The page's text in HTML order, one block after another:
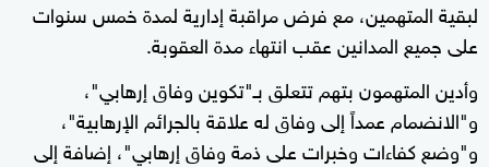
لبقية المتهمين، مع فرض مراقبة إدارية لمدة خمس سنوات
على جميع المدانين عقب انتهاء مدة العقوبة.
وأدين المتهمون بتهم تتعلق بـ"تكوين وفاق إرهابي"،
و"الانضمام عمداً إلى وفاق له علاقة بالجرائم الإرهابية"،
و"وضع كفاءات وخبرات على ذمة وفاق إرهابي"، إضافة إلى